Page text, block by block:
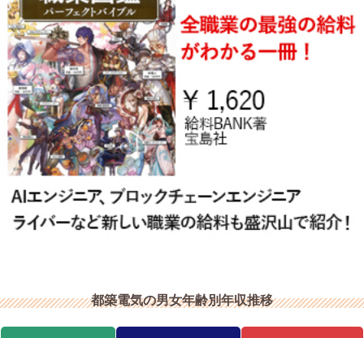
都築電気の男女年齢別年収推移